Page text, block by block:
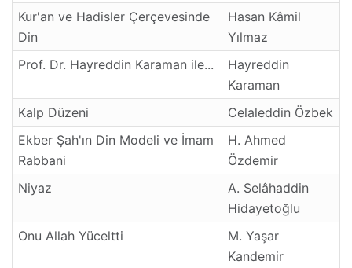
Kur'an ve Hadisler Çerçevesinde
Din
Hasan Kâmil
Yılmaz
Prof. Dr. Hayreddin Karaman ile...
Hayreddin
Karaman
Kalp Düzeni
Celaleddin Özbek
Ekber Şah'ın Din Modeli ve İmam
Rabbani
H. Ahmed
Özdemir
Niyaz
A. Selâhaddin
Hidayetoğlu
Onu Allah Yüceltti
M. Yaşar
Kandemir